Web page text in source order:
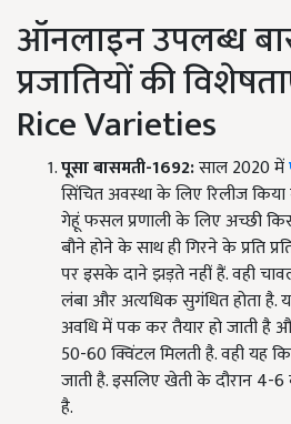
ऑनलाइन उपलब्ध
प्रजातियों की
Rice Varieties
पूसा बासमती-1692:साल 2020 में
सिंचित अवस्था के लिए रिलीज किया
गेहूं फसल प्रणाली के लिए अच्छी
बौने होने के साथ ही गिरने के प्रति
पर इसके दाने झड़ते नहीं हैं. वही
लंबा और अत्यधिक सुगंधित होता है.
अवधि में पक कर तैयार हो जाती है
50-60 क्विंटल मिलती है. वही यह
जाती है. इसलिए खेती के दौरान 4-6
है.